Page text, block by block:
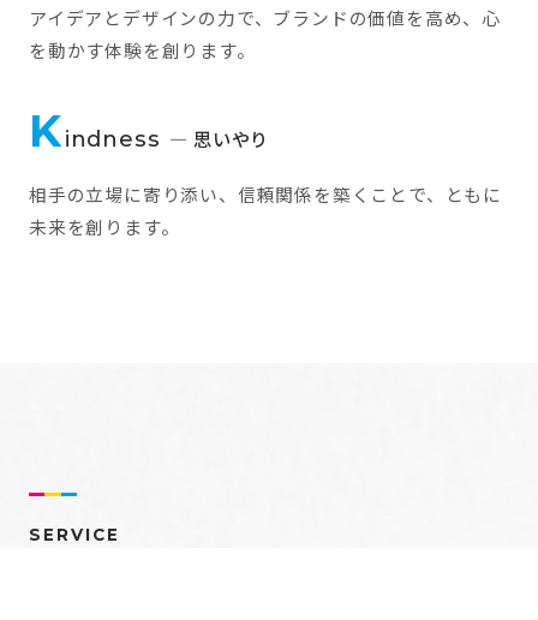
アイデアとデザインの力で、ブランドの価値を高め、心
を動かす体験を創ります。
Kindness — 思いやり
相手の立場に寄り添い、信頼関係を築くことで、ともに
未来を創ります。
SERVICE